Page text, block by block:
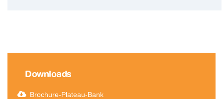
Downloads
Brochure-Plateau-Bank